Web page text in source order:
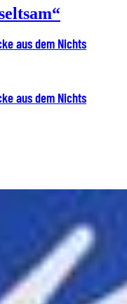
aus dem Nichts
aus dem Nichts